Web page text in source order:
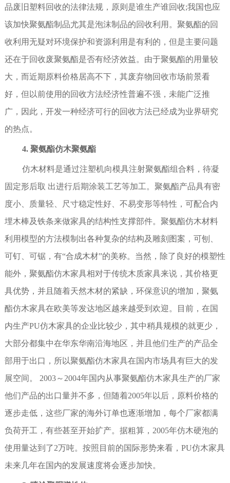
品废旧塑料回收的法律法规，原则是谁生产谁回收;我国也应
该加快聚氨酯制品尤其是泡沫制品的回收利用。聚氨酯的回
收利用无疑对环境保护和资源利用是有利的，但是主要问题
还在于回收废聚氨酯是否有经济效益。由于聚氨酯的用量较
大，而近期原料价格居高不下，其废弃物回收市场前景看
好，但以前使用的回收方法经济性普遍不强，未能广泛推
广，因此，开发一种经济可行的回收方法已经成为业界研究
的热点。
4. 聚氨酯仿木聚氨酯
仿木材料是通过注塑机向模具注射聚氨酯组合料，待凝
固定形后取 出进行后期涂装工艺等加工。聚氨酯产品具有密
度小、质量轻、尺寸稳定性好、不易变形等特性，可配合内
埋木棒及铁条来做家具的结构性支撑部件。聚氨酯仿木材料
利用模型的方法模制出各种复杂的结构及雕刻图案，可刨、
可钉、可锯，有“合成木材”的美称。当然，除了良好的模塑性
能外，聚氨酯仿木家具相对于传统木质家具来说，其价格更
具优势，并且随着天然木材的紧缺，环保意识的增加，聚氨
酯仿木家具在欧美等发达地区越来越受到欢迎。目前，在国
内生产PU仿木家具的企业比较少，其中稍具规模的就更少，
大部分都集中在华东华南沿海地区，并且他们生产的产品全
部用于出口，所以聚氨酯仿木家具在国内市场具有巨大的发
展空间。 2003～2004年国内从事聚氨酯仿木家具生产的厂家
他们产品的出口量并不多，但随着2005年以后，原料价格的
逐步走低，这些厂家的海外订单也逐渐增加，每个厂家都满
负荷开工，有些甚至开始扩产。据粗算，2005年仿木硬泡的
使用量达到了2万吨。按照目前的国际形势来看，PU仿木家具
未来几年在国内的发展速度将会逐步加快。